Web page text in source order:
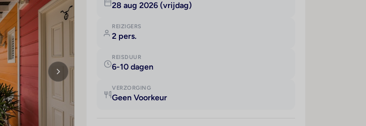
28 aug 2026 (vrijdag)
REIZIGERS
2 pers.
REISDUUR
6-10 dagen
VERZORGING
Geen Voorkeur